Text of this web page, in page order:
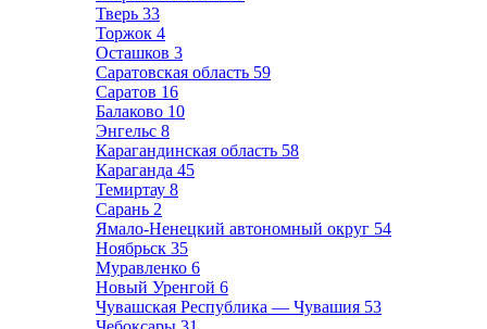
Тверь 33
Торжок 4
Осташков 3
Саратовская область 59
Саратов 16
Балаково 10
Энгельс 8
Карагандинская область 58
Караганда 45
Темиртау 8
Сарань 2
Ямало-Ненецкий автономный округ 54
Ноябрьск 35
Муравленко 6
Новый Уренгой 6
Чувашская Республика — Чувашия 53